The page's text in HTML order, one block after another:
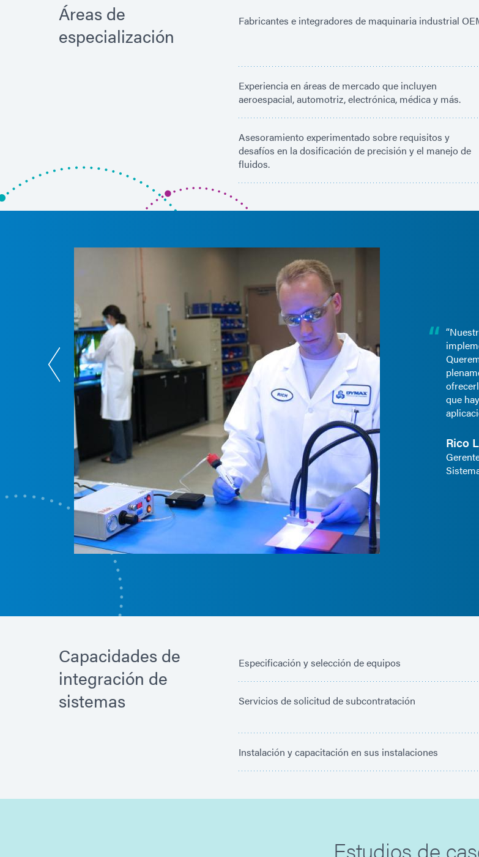
Áreas de
especialización
Fabricantes e integradores de maquinaria industrial
Experiencia en áreas de mercado que incluyen
aeroespacial, automotriz, electrónica, médica y más.
Asesoramiento experimentado sobre requisitos y
desafíos en la dosificación de precisión y el manejo de
fluidos.
que
Rico
Capacidades de
integración de
sistemas
Especificación y selección de equipos
Servicios de solicitud de subcontratación
Instalación y capacitación en sus instalaciones
Estudios de